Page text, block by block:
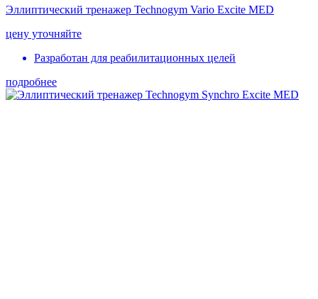
Эллиптический тренажер Technogym Vario Excite MED
цену уточняйте
Разработан для реабилитационных целей
подробнее